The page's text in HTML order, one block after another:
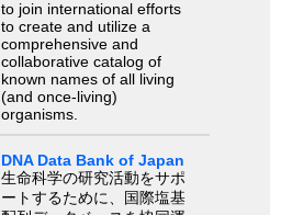
to join international efforts
to create and utilize a
comprehensive and
collaborative catalog of
known names of all living
(and once-living)
organisms.
DNA Data Bank of Japan
生命科学の研究活動をサポ
ートするために、国際塩基